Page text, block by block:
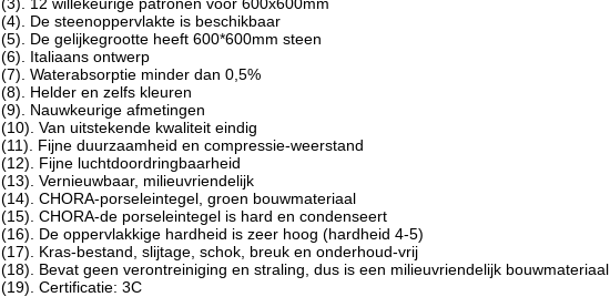
(4). De steenoppervlakte is beschikbaar
(5). De gelijkegrootte heeft 600*600mm steen
(6). Italiaans ontwerp
(7). Waterabsorptie minder dan 0,5%
(8). Helder en zelfs kleuren
(9). Nauwkeurige afmetingen
(10). Van uitstekende kwaliteit eindig
(11). Fijne duurzaamheid en compressie-weerstand
(12). Fijne luchtdoordringbaarheid
(13). Vernieuwbaar, milieuvriendelijk
(14). CHORA-porseleintegel, groen bouwmateriaal
(15). CHORA-de porseleintegel is hard en condenseert
(16). De oppervlakkige hardheid is zeer hoog (hardheid 4-5)
(17). Kras-bestand, slijtage, schok, breuk en onderhoud-vrij
(18). Bevat geen verontreiniging en straling, dus is een milieuvriendelijk bouwmateriaal
(19). Certificatie: 3C